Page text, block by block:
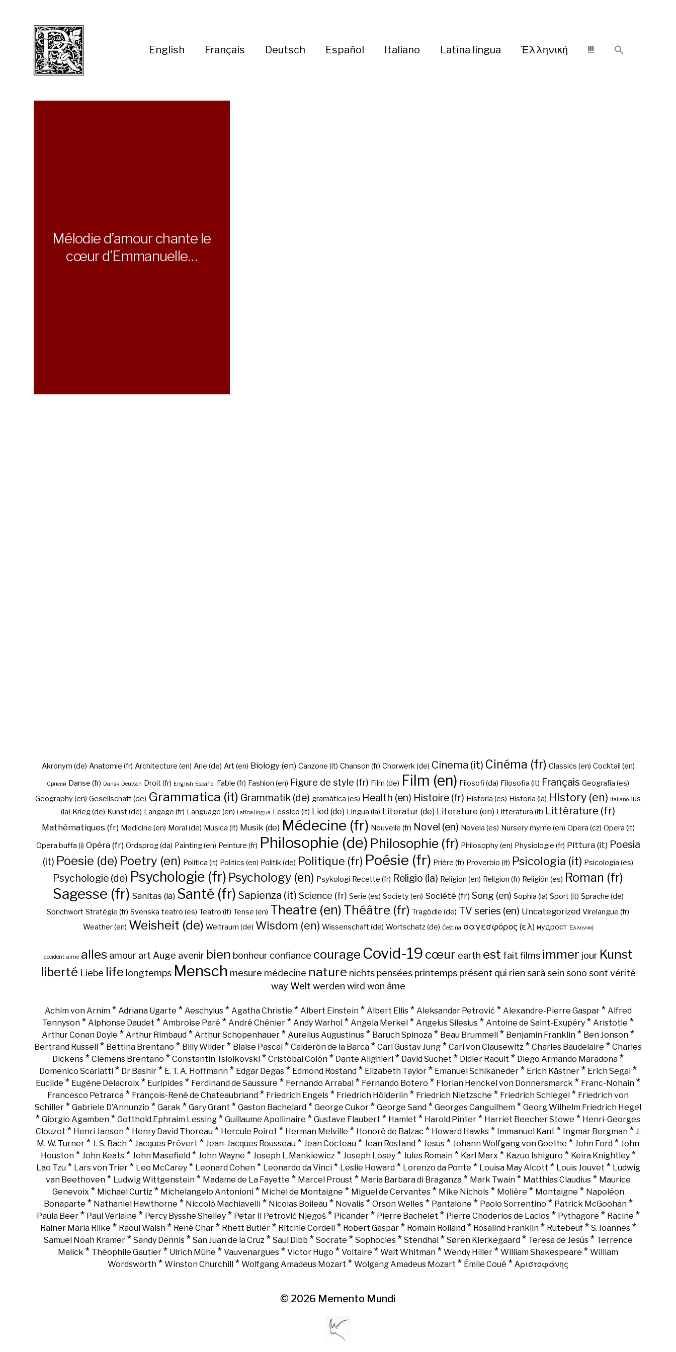
English Français Deutsch Español Italiano Latīna lingua Ἑλληνική !!!
Mélodie d’amour chante le
cœur d’Emmanuelle…
Akronym (de) Anatomie (fr) Architecture (en) Arie (de) Art (en) Biology (en) Canzone (it) Chanson (fr) Chorwerk (de) Cinema (it) Cinéma (fr) Classics (en) Cocktail (en)
Cрпски Danse (fr) Dansk Deutsch Droit (fr) English Español Fable (fr) Fashion (en) Figure de style (fr) Film (de) Film (en) Filosofi (da) Filosofia (it) Français Geografía (es)
Geography (en) Gesellschaft (de) Grammatica (it) Grammatik (de) gramática (es) Health (en) Histoire (fr) Historia (es) Historia (la) History (en) Italiano Iūs
(la) Krieg (de) Kunst (de) Langage (fr) Language (en) Latīna lingua Lessico (it) Lied (de) Lingua (la) Literatur (de) Literature (en) Litteratura (it) Littérature (fr)
Mathématiques (fr) Medicine (en) Moral (de) Musica (it) Musik (de) Médecine (fr) Nouvelle (fr) Novel (en) Novela (es) Nursery rhyme (en) Opera (cz) Opera (it)
Opera buffa (i) Opéra (fr) Ordsprog (da) Painting (en) Peinture (fr) Philosophie (de) Philosophie (fr) Philosophy (en) Physiologie (fr) Pittura (it) Poesia
(it) Poesie (de) Poetry (en) Politica (it) Politics (en) Politik (de) Politique (fr) Poésie (fr) Prière (fr) Proverbio (it) Psicologia (it) Psicología (es)
Psychologie (de) Psychologie (fr) Psychology (en) Psykologi Recette (fr) Religio (la) Religion (en) Religion (fr) Religión (es) Roman (fr)
Sagesse (fr) Sanitas (la) Santé (fr) Sapienza (it) Science (fr) Serie (es) Society (en) Société (fr) Song (en) Sophia (la) Sport (it) Sprache (de)
Sprichwort Stratégie (fr) Svenska teatro (es) Teatro (it) Tense (en) Theatre (en) Théâtre (fr) Tragödie (de) TV series (en) Uncategorized Virelangue (fr)
Weather (en) Weisheit (de) Weltraum (de) Wisdom (en) Wissenschaft (de) Wortschatz (de) Čeština σαγεσφόρος (ελ) мудрост Ἑλληνική
accident aime alles amour art Auge avenir bien bonheur confiance courage Covid-19 cœur earth est fait films immer jour Kunst
liberté Liebe life longtemps Mensch mesure médecine nature nichts pensées printemps présent qui rien sarà sein sono sont vérité
way Welt werden wird won âme
Achim von Arnim* Adriana Ugarte * Aeschylus* Agatha Christie * Albert Einstein* Albert Ellis* Aleksandar Petrović * Alexandre-Pierre Gaspar* Alfred
Tennyson * Alphonse Daudet * Ambroise Paré * André Chénier * Andy Warhol * Angela Merkel * Angelus Silesius * Antoine de Saint-Exupéry * Aristotle *
Arthur Conan Doyle * Arthur Rimbaud * Arthur Schopenhauer * Aurelius Augustinus * Baruch Spinoza * Beau Brummell * Benjamin Franklin * Ben Jonson *
Bertrand Russell * Bettina Brentano * Billy Wilder * Blaise Pascal * Calderón de la Barca * Carl Gustav Jung * Carl von Clausewitz * Charles Baudelaire * Charles
Dickens * Clemens Brentano * Constantin Tsiolkovski * Cristóbal Colón * Dante Alighieri * David Suchet * Didier Raoult * Diego Armando Maradona *
Domenico Scarlatti * Dr Bashir * E. T. A. Hoffmann * Edgar Degas * Edmond Rostand * Elizabeth Taylor * Emanuel Schikaneder * Erich Kästner * Erich Segal *
Euclide * Eugène Delacroix * Euripides * Ferdinand de Saussure * Fernando Arrabal * Fernando Botero * Florian Henckel von Donnersmarck * Franc-Nohain *
Francesco Petrarca * François-René de Chateaubriand * Friedrich Engels * Friedrich Hölderlin * Friedrich Nietzsche * Friedrich Schlegel * Friedrich von
Schiller * Gabriele D'Annunzio * Garak * Gary Grant * Gaston Bachelard * George Cukor * George Sand * Georges Canguilhem * Georg Wilhelm Friedrich Hegel
* Giorgio Agamben * Gotthold Ephraim Lessing * Guillaume Apollinaire * Gustave Flaubert * Hamlet * Harold Pinter * Harriet Beecher Stowe * Henri-Georges
Clouzot * Henri Janson* Henry David Thoreau* Hercule Poirot * Herman Melville * Honoré de Balzac * Howard Hawks* Immanuel Kant * Ingmar Bergman* J.
M. W. Turner * J. S. Bach * Jacques Prévert * Jean-Jacques Rousseau * Jean Cocteau * Jean Rostand * Jesus * Johann Wolfgang von Goethe * John Ford * John
Houston* John Keats* John Masefield* John Wayne * Joseph L.Mankiewicz* Joseph Losey* Jules Romain* Karl Marx * Kazuo Ishiguro * Keira Knightley*
Lao Tzu* Lars von Trier* Leo McCarey* Leonard Cohen* Leonardo da Vinci* Leslie Howard* Lorenzo da Ponte * Louisa May Alcott * Louis Jouvet * Ludwig
van Beethoven* Ludwig Wittgenstein* Madame de La Fayette * Marcel Proust * Maria Barbara di Braganza* Mark Twain* Matthias Claudius* Maurice
Genevoix * Michael Curtiz* Michelangelo Antonioni* Michel de Montaigne * Miguel de Cervantes* Mike Nichols* Molière * Montaigne * Napoléon
Bonaparte * Nathaniel Hawthorne * Niccolò Machiavelli* Nicolas Boileau* Novalis* Orson Welles* Pantalone * Paolo Sorrentino * Patrick McGoohan*
Paula Beer* Paul Verlaine * Percy Bysshe Shelley* Petar II Petrović Njegoš* Picander* Pierre Bachelet * Pierre Choderlos de Laclos* Pythagore * Racine *
Rainer Maria Rilke * Raoul Walsh* René Char* Rhett Butler* Ritchie Cordell * Robert Gaspar* Romain Rolland* Rosalind Franklin* Rutebeuf* S. Ioannes*
Samuel Noah Kramer* Sandy Dennis* San Juan de la Cruz* Saul Dibb * Socrate * Sophocles* Stendhal* Søren Kierkegaard* Teresa de Jesús* Terrence
Malick * Théophile Gautier * Ulrich Mühe * Vauvenargues * Victor Hugo * Voltaire * Walt Whitman * Wendy Hiller * William Shakespeare * William
Wordsworth * Winston Churchill * Wolfgang Amadeus Mozart * Wolgang Amadeus Mozart * Émile Coué * Αριστοφάνης
© 2026 Memento Mundi